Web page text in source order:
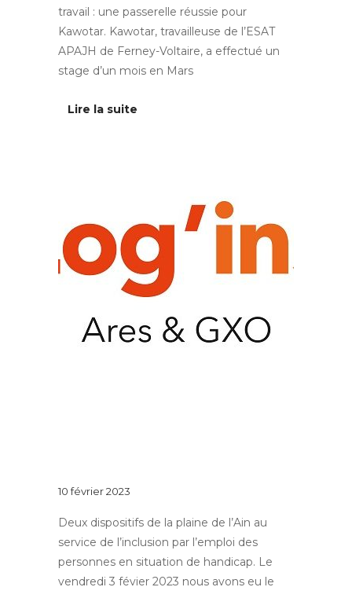
travail : une passerelle réussie pour
Kawotar. Kawotar, travailleuse de l’ESAT
APAJH de Ferney-Voltaire, a effectué un
stage d’un mois en Mars
Lire la suite
10 février 2023
Deux dispositifs de la plaine de l’Ain au
service de l’inclusion par l’emploi des
personnes en situation de handicap. Le
vendredi 3 févier 2023 nous avons eu le